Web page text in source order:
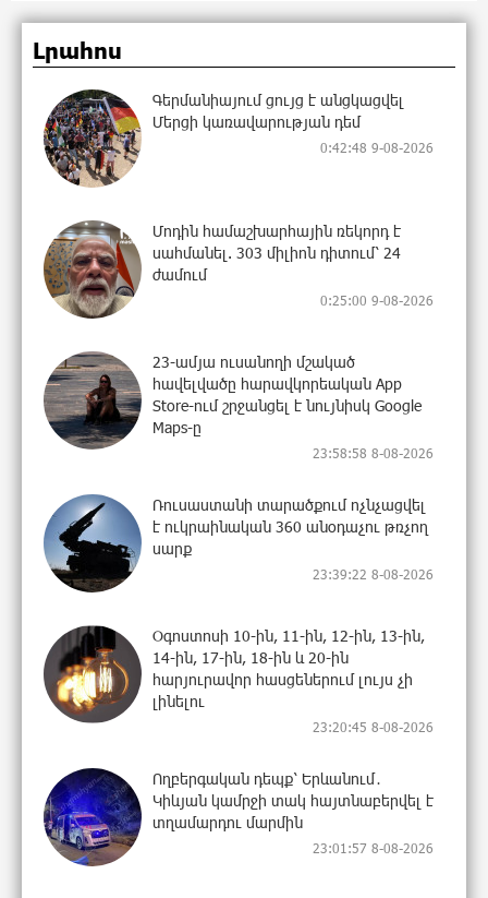
Լրահոս
Գերմանիայում ցույց է անցկացվել
Մերցի կառավարության դեմ
0:42:48 9-08-2026
Մոդին համաշխարհային ռեկորդ է
սահմանել. 303 միլիոն դիտում՝ 24
ժամում
0:25:00 9-08-2026
23-ամյա ուսանողի մշակած
հավելվածը հարավկորեական App
Store-ում շրջանցել է նույնիսկ Google
Maps-ը
23:58:58 8-08-2026
Ռուսաստանի տարածքում ոչնչացվել
է ուկրաինական 360 անօդաչու թռչող
սարք
23:39:22 8-08-2026
Օգոստոսի 10-ին, 11-ին, 12-ին, 13-ին,
14-ին, 17-ին, 18-ին և 20-ին
հարյուրավոր հասցեներում լույս չի
լինելու
23:20:45 8-08-2026
Ողբերգական դեպք՝ Երևանում․
Կիևյան կամրջի տակ հայտնաբերվել է
տղամարդու մարմին
23:01:57 8-08-2026